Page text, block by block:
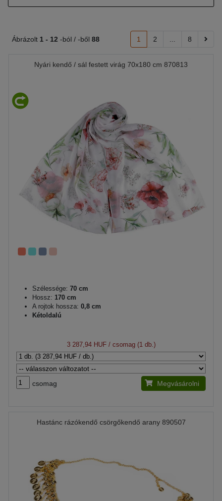
Ábrázolt 1 - 12 -ból / -ből 88 1 2 8
Nyári kendő / sál festett virág 70x180 cm 870813
Szélessége: 70 cm
Hossz: 170 cm
A rojtok hossza: 0,8 cm
Kétoldalú
3 287,94 HUF/ csomag (1 db.)
csomag Megvásárolni
Hastánc rázókendő csörgőkendő arany 890507